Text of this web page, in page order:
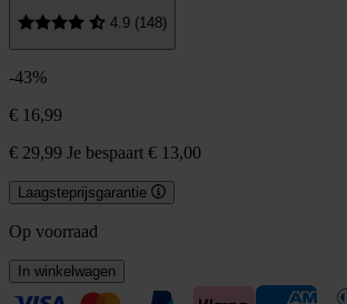
4.9 (148)
-43%
€ 16,99
€ 29,99 Je bespaart € 13,00
Laagsteprijsgarantie
Op voorraad
In winkelwagen